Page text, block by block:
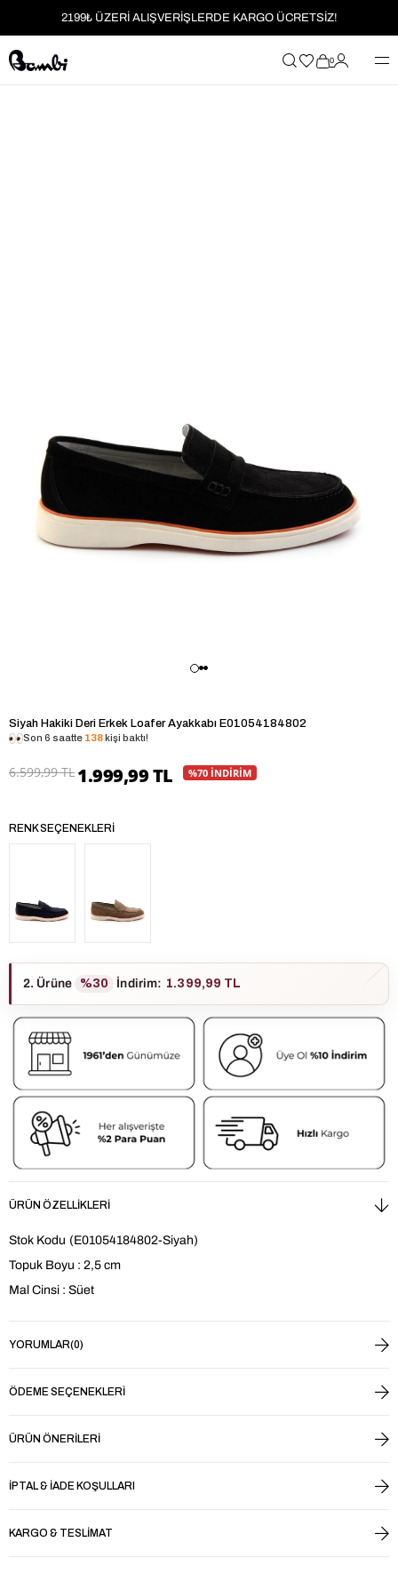
2199₺ ÜZERİ ALIŞVERİŞLERDE KARGO ÜCRETSİZ!
MOBİL UYGULAMAYA ÖZEL İLK ALIŞVERİŞİNİZE %5 İNDİRİM
0
Siyah Hakiki Deri Erkek Loafer Ayakkabı E01054184802
Son 6 saatte 138kişi baktı!
6.599,99 TL 1.999,99 TL %70 İNDİRİM
RENK SEÇENEKLERI
2. Ürüne %30 İndirim: 1.399,99 TL
ÜRÜN ÖZELLIKLERI
Stok Kodu (E01054184802-Siyah)
Topuk Boyu : 2,5 cm
Mal Cinsi : Süet
YORUMLAR(0)
ÖDEME SEÇENEKLERI
ÜRÜN ÖNERILERI
İPTAL & İADE KOŞULLARI
KARGO & TESLIMAT